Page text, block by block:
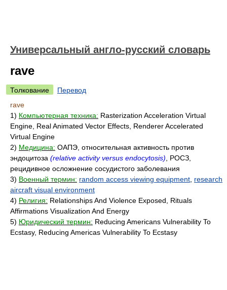
Универсальный англо-русский словарь
rave
Толкование
Перевод
rave
1) Компьютерная техника: Rasterization Acceleration Virtual
Engine, Real Animated Vector Effects, Renderer Accelerated
Virtual Engine
2) Медицина: ОАПЭ, относительная активность против
эндоцитоза (relative activity versus endocytosis) , РОСЗ,
рецидивное осложнение сосудистого заболевания
3) Военный термин: random access viewing equipment research
aircraft visual environment
4) Религия: Relationships And Violence Exposed, Rituals
Affirmations Visualization And Energy
5) Юридический термин: Reducing Americans Vulnerability To
Ecstasy, Reducing Americas Vulnerability To Ecstasy